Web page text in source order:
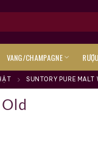
VANG/CHAMPAGNE
SUNTORY PURE MALT